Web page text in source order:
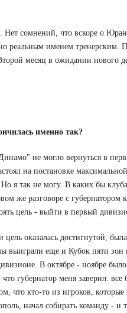
Нет сомнений, что вскоре о
реальным именем тренерским.
месяц в ожидании нового
именно так?
не могло вернуться в
на постановке
я так не могу. В каких бы
же разговоре с
цель - выйти в первый
оказалась достигнутой,
выиграли еще и Кубок пяти
В октябре - ноябре
губернатор меня заверил:
что кто-то из игроков,
начал собирать команду - и